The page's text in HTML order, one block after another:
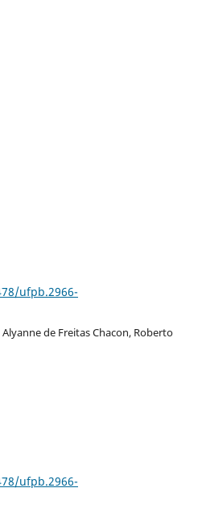
ufpb.2966-
de Freitas Chacon, Roberto
ufpb.2966-